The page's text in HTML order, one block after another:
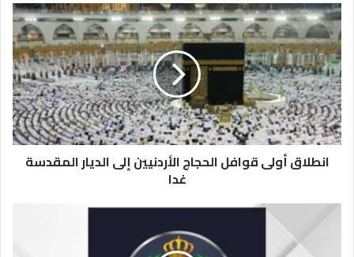
ا
ن
ط
ل
ا
ق
أ
و
ل
ا
انطلاق أولى قوافل الحجاج الأردنيين إلى الديار المقدسة
غدا